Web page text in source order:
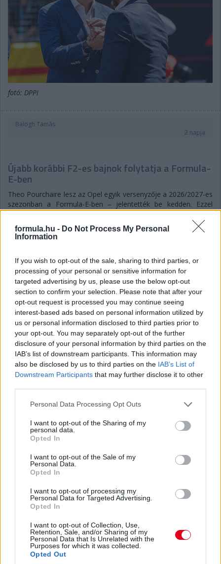
formula.hu - Do Not Process My Personal
Information
If you wish to opt-out of the sale, sharing to third parties, or
processing of your personal or sensitive information for
targeted advertising by us, please use the below opt-out
section to confirm your selection. Please note that after your
opt-out request is processed you may continue seeing
interest-based ads based on personal information utilized by
us or personal information disclosed to third parties prior to
your opt-out. You may separately opt-out of the further
disclosure of your personal information by third parties on the
IAB’s list of downstream participants. This information may
also be disclosed by us to third parties on the IAB’s List of
Downstream Participants that may further disclose it to other
Please note that this website/app uses one or more Google
not limited to your visit or usage behaviour. You may click to
grant or deny consent to Google and its third-party tags to
use your data for below specified purposes in below Google
consent section.
Personal Data Processing Opt Outs
I want to opt-out of the Sharing of my
personal data.
Opted In
I want to opt-out of the Sale of my
Personal Data.
Opted In
I want to opt-out of processing my
Personal Data for Targeted Advertising.
Opted In
I want to opt-out of Collection, Use,
Retention, Sale, and/or Sharing of my
Personal Data that Is Unrelated with the
Purposes for which it was collected.
Opted Out
fotó: DPPI
Balogh Tamás
2 napja
Újabb korábbi F2-es bajnok folytatja a Formula-
E-ben
Theo Pourchaire lesz az Opel egyik versenyzője a 2026/2027-es
szezonban a Formula-E-ben – jelentették be kedden. Ezzel
újabb korábbi Formula-2-es bajnok köt ki az elektromos
világbajnokságon: előzőleg Nyck de Vries és Felipe Drugovich is
bejárta ezt az utat – előbbi bajnok is lett még a balul elsült F1-
Pourchaire az Alfa Romeo/Sauber neveltjeként teszt- és
tartalékpilótai státuszig jutott a Formula-1-ben, de ülést egyszer
sem kapott. Rövid időre feltűnt az IndyCarban az Arrow
McLarennél, majd leginkább a sportautózás felé fordult: tavaly
az ELMS-ben szerepelt, idén pedig a WEC-ben indul a Peugeot
gyári pilótájaként. Az F1-gyel sem veszítette el teljesen a
kapcsolatot, a Mercedes igazolta le fejlesztőversenyzőnek az
idei esztendőre.
A Formula-E egy új kaland lesz Pourchaire számára: „Ez a
karrierem következő lépése, és a legnagyobb lehetőség, amit
eddig kaptam együléses sorozatokban” – fogalmazott a
bejelentés kapcsán a még mindig csupán 22 éves francia. Az
Opel egyébként újonnan száll be gyári csapattal a Formula-E a
Gen4-es éra első idényében, a másik pilótájuk várhatóan a
Jaguartól tíz év után már biztosan távozó Mitch Evans lesz.